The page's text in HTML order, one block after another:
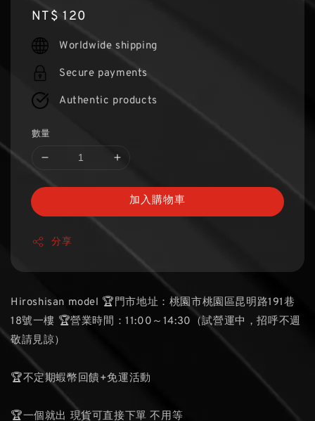
Regular
price
NT$ 120
Worldwide shipping
Secure payments
Authentic products
數量
加入購物車
分享
Hiroshisan model 🏆門市地址：桃園市桃園區昆明路191巷
18號一樓 🏆營業時間：11:00～14:30（試營運中，招呼不週
敬請見諒）
🏆不定期蝦幣回饋+免運活動
🏆一個就出 現貨可直接下單 不用等